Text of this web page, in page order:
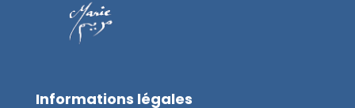
Informations légales